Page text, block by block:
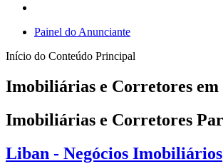
Painel do Anunciante
Início do Conteúdo Principal
Imobiliárias e Corretores em
Imobiliárias e Corretores
Liban - Negócios Imobiliários